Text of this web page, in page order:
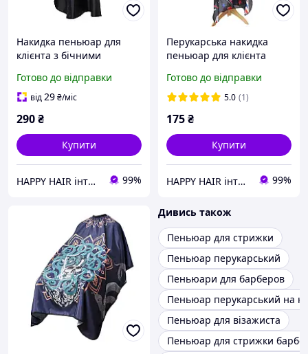
Накидка пеньюар для
клієнта з бічними
бавовна (розмір 140х160)
стійка для бруду чорна
Готово до відправки
від29₴/міс
290₴
Купити
HAPPY HAIR інтернет-магазин професійної косметики для волосся 99%
Перукарська накидка
пеньюар для клієнта
140х150 см (чорний фон з
кольоровим принтом)
Готово до відправки
5.0 (1)
175₴
Купити
HAPPY HAIR інтернет-магазин професійної косметики для волосся 99%
Дивись також
Пеньюар для стрижки
Пеньюар перукарський
Пеньюари для барберов
Пеньюар перукарський на
Пеньюар для візажиста
Пеньюар для стрижки